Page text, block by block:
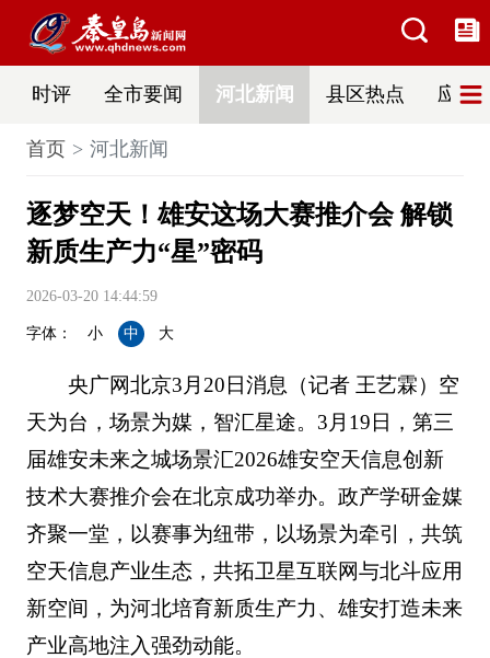
时评 全市要闻 河北新闻 县区热点 应急
首页 河北新闻
逐梦空天！雄安这场大赛推介会 解锁
新质生产力“星”密码
2026-03-20 14:44:59
字体： 小 中 大
央广网北京3月20日消息（记者 王艺霖）空
天为台，场景为媒，智汇星途。3月19日，第三
届雄安未来之城场景汇2026雄安空天信息创新
技术大赛推介会在北京成功举办。政产学研金媒
齐聚一堂，以赛事为纽带，以场景为牵引，共筑
空天信息产业生态，共拓卫星互联网与北斗应用
新空间，为河北培育新质生产力、雄安打造未来
产业高地注入强劲动能。